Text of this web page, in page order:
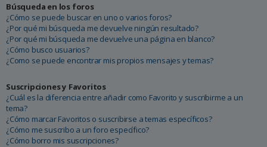
Búsqueda en los foros
¿Cómo se puede buscar en uno o varios foros?
¿Por qué mi búsqueda me devuelve ningún resultado?
¿Por qué mi búsqueda me devuelve una página en blanco?
¿Cómo busco usuarios?
¿Como se puede encontrar mis propios mensajes y temas?
Suscripciones y Favoritos
¿Cuál es la diferencia entre añadir como Favorito y suscribirme a un
tema?
¿Cómo marcar Favoritos o suscribirse a temas específicos?
¿Cómo me suscribo a un foro específico?
¿Cómo borro mis suscripciones?